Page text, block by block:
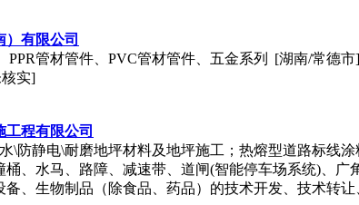
）有限公司
PPR管材管件、PVC管材管件、五金系列
实]
[湖南/常德市]
程有限公司
\防静电\耐磨地坪材料及地坪施工；热熔型道路标线
桶、水马、路障、减速带、道闸(智能停车场系统)、
备、生物制品（除食品、药品）的技术开发、技术转